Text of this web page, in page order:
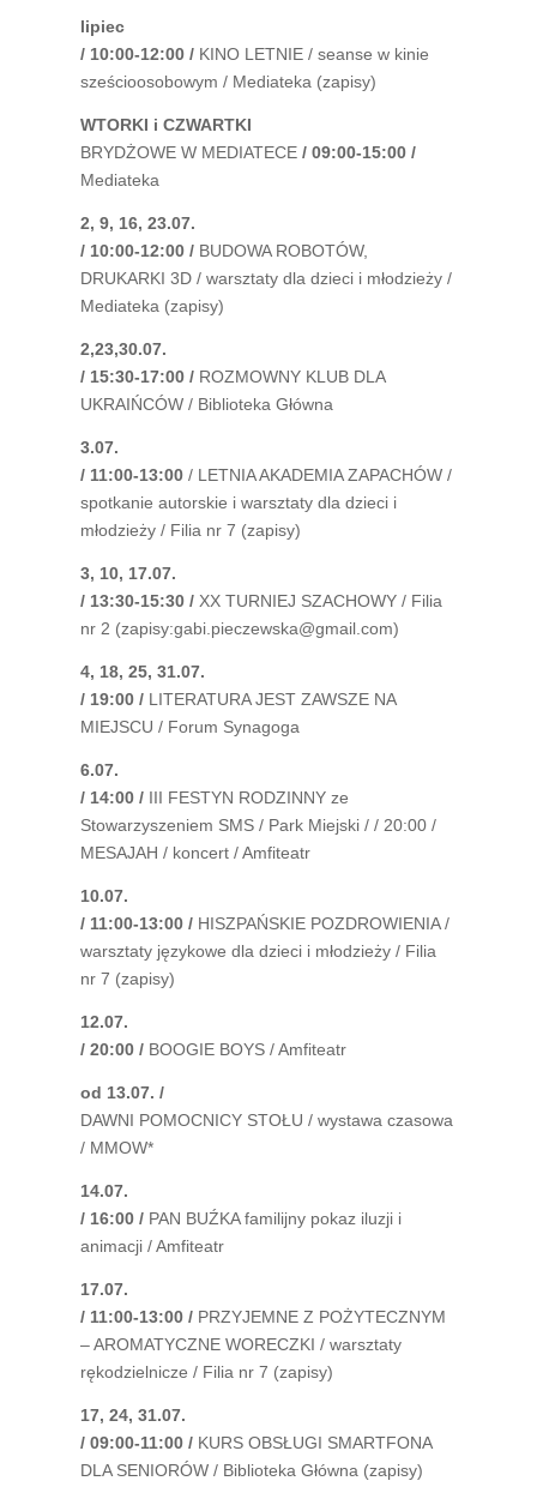
lipiec
/ 10:00-12:00 / KINO LETNIE / seanse w kinie
sześcioosobowym / Mediateka (zapisy)
WTORKI i CZWARTKI
BRYDŻOWE W MEDIATECE/ 09:00-15:00 /
Mediateka
2, 9, 16, 23.07.
/ 10:00-12:00 / BUDOWA ROBOTÓW,
DRUKARKI 3D / warsztaty dla dzieci i młodzieży /
Mediateka (zapisy)
2,23,30.07.
/ 15:30-17:00 / ROZMOWNY KLUB DLA
UKRAIŃCÓW / Biblioteka Główna
3.07.
/ 11:00-13:00 / LETNIA AKADEMIA ZAPACHÓW /
spotkanie autorskie i warsztaty dla dzieci i
młodzieży / Filia nr 7 (zapisy)
3, 10, 17.07.
/ 13:30-15:30 / XX TURNIEJ SZACHOWY / Filia
nr 2 (zapisy:gabi.pieczewska@gmail.com)
4, 18, 25, 31.07.
/ 19:00 / LITERATURA JEST ZAWSZE NA
MIEJSCU / Forum Synagoga
6.07.
/ 14:00 / III FESTYN RODZINNY ze
Stowarzyszeniem SMS / Park Miejski / / 20:00 /
MESAJAH / koncert / Amfiteatr
10.07.
/ 11:00-13:00 / HISZPAŃSKIE POZDROWIENIA /
warsztaty językowe dla dzieci i młodzieży / Filia
nr 7 (zapisy)
12.07.
/ 20:00 / BOOGIE BOYS / Amfiteatr
od 13.07. /
DAWNI POMOCNICY STOŁU / wystawa czasowa
/ MMOW*
14.07.
/ 16:00 / PAN BUŹKA familijny pokaz iluzji i
animacji / Amfiteatr
17.07.
/ 11:00-13:00 / PRZYJEMNE Z POŻYTECZNYM
– AROMATYCZNE WORECZKI / warsztaty
rękodzielnicze / Filia nr 7 (zapisy)
17, 24, 31.07.
/ 09:00-11:00 / KURS OBSŁUGI SMARTFONA
DLA SENIORÓW / Biblioteka Główna (zapisy)